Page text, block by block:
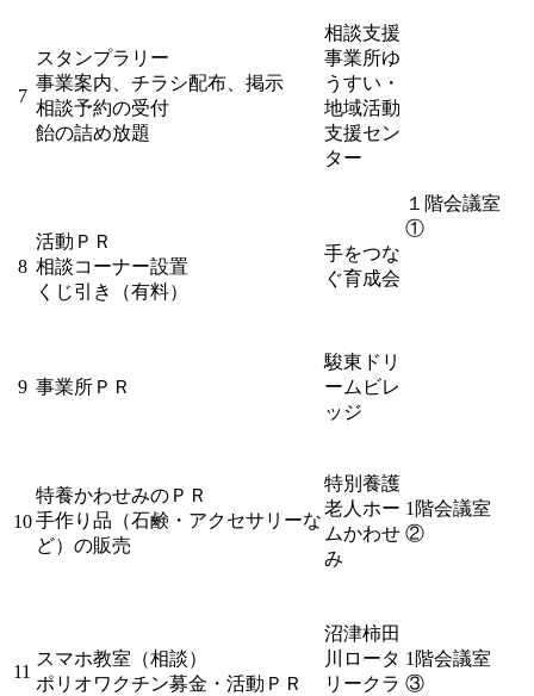
7
スタンプラリー
事業案内、チラシ配布、掲示
相談予約の受付
飴の詰め放題
相談支援
事業所ゆ
うすい・
地域活動
支援セン
ター
１階会議室
①
8
活動ＰＲ
相談コーナー設置
くじ引き（有料）
手をつな
ぐ育成会
9 事業所ＰＲ
駿東ドリ
ームビレ
ッジ
10
特養かわせみのＰＲ
手作り品（石鹸・アクセサリーな
ど）の販売
特別養護
老人ホー
ムかわせ
み
1階会議室
②
11
スマホ教室（相談）
ポリオワクチン募金・活動ＰＲ
沼津柿田
川ロータ
リークラ
1階会議室
③